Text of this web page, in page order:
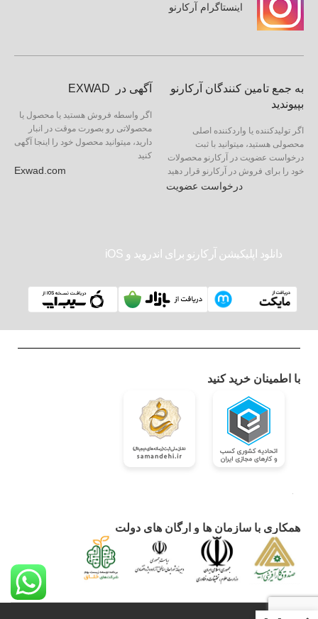
اینستاگرام آرکارنو
به جمع تامین کنندگان آرکارنو
بپیوندید
اگر تولیدکننده یا واردکننده اصلی
محصولی هستید، میتوانید با ثبت
درخواست عضویت در آرکارنو محصولات
خود را برای فروش در آرکارنو قرار دهید
درخواست عضویت
آگهی در EXWAD
اگر واسطه فروش هستید یا محصول یا
محصولاتی رو بصورت موقت در انبار
دارید، میتوانید محصول خود را اینجا آگهی
کنید
Exwad.com
دانلود اپلیکیشن آرکارنو برای اندروید و iOS
با اطمینان خرید کنید
همکاری با سازمان ها و ارگان های دولت